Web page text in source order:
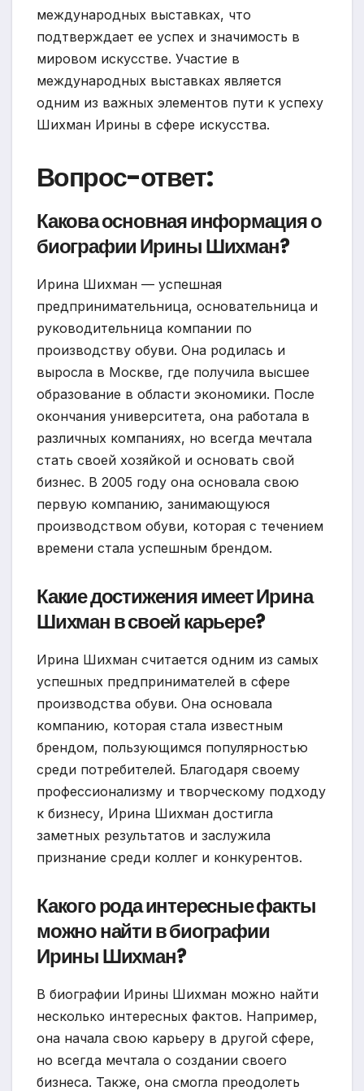
международных выставках, что
подтверждает ее успех и значимость в
мировом искусстве. Участие в
международных выставках является
одним из важных элементов пути к успеху
Шихман Ирины в сфере искусства.
Вопрос-ответ:
Какова основная информация о
биографии Ирины Шихман?
Ирина Шихман — успешная
предпринимательница, основательница и
руководительница компании по
производству обуви. Она родилась и
выросла в Москве, где получила высшее
образование в области экономики. После
окончания университета, она работала в
различных компаниях, но всегда мечтала
стать своей хозяйкой и основать свой
бизнес. В 2005 году она основала свою
первую компанию, занимающуюся
производством обуви, которая с течением
времени стала успешным брендом.
Какие достижения имеет Ирина
Шихман в своей карьере?
Ирина Шихман считается одним из самых
успешных предпринимателей в сфере
производства обуви. Она основала
компанию, которая стала известным
брендом, пользующимся популярностью
среди потребителей. Благодаря своему
профессионализму и творческому подходу
к бизнесу, Ирина Шихман достигла
заметных результатов и заслужила
признание среди коллег и конкурентов.
Какого рода интересные факты
можно найти в биографии
Ирины Шихман?
В биографии Ирины Шихман можно найти
несколько интересных фактов. Например,
она начала свою карьеру в другой сфере,
но всегда мечтала о создании своего
бизнеса. Также, она смогла преодолеть